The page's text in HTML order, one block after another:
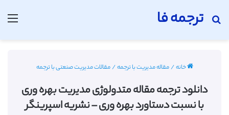
ترجمه فا
جستجو برای
خانه/مقاله مدیریت با ترجمه/مقالات مدیریت صنعتی با ترجمه
دانلود ترجمه مقاله متدولوژی مدیریت بهره وری
با نسبت دستاورد بهره وری – نشریه اسپرینگر